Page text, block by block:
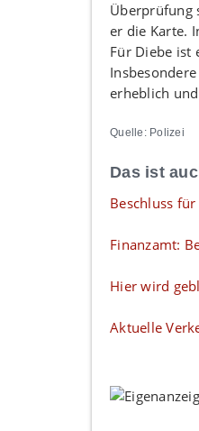
Überprüfung
er die Karte.
Für Diebe ist
erheblich
Quelle: Polizei
Das ist
Beschluss
Finanzamt:
Hier wird
Aktuelle